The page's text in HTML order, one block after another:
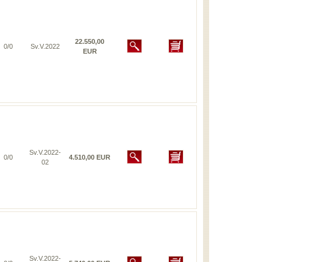
0/0 Sv.V.2022
22.550,00
EUR
0/0
Sv.V.2022-
02
4.510,00 EUR
Sv.V.2022-